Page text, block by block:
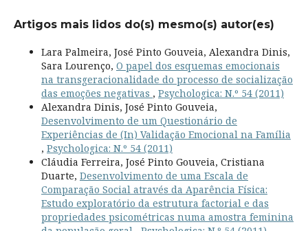
Artigos mais lidos do(s) mesmo(s) autor(es)
Lara Palmeira, José Pinto Gouveia, Alexandra Dinis,
Sara Lourenço, O papel dos esquemas emocionais
na transgeracionalidade do processo de socialização
das emoções negativas , Psychologica: N.º 54 (2011)
Alexandra Dinis, José Pinto Gouveia,
Desenvolvimento de um Questionário de
Experiências de (In) Validação Emocional na Família
, Psychologica: N.º 54 (2011)
Cláudia Ferreira, José Pinto Gouveia, Cristiana
Duarte, Desenvolvimento de uma Escala de
Comparação Social através da Aparência Física:
Estudo exploratório da estrutura factorial e das
propriedades psicométricas numa amostra feminina